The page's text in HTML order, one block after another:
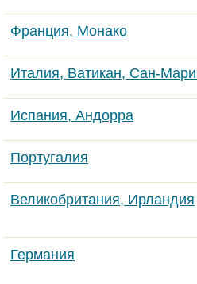
Франция, Монако
Италия, Ватикан, Сан-
Испания, Андорра
Португалия
Великобритания, Ирландия
Германия